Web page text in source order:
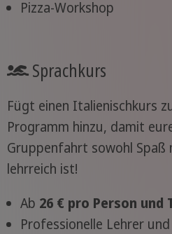
Pizza-Workshop
Sprachkurs
Fügt einen Italienischkurs
Programm hinzu, damit
Gruppenfahrt sowohl Spaß
lehrreich ist!
Ab 26 € pro Person und
Professionelle Lehrer